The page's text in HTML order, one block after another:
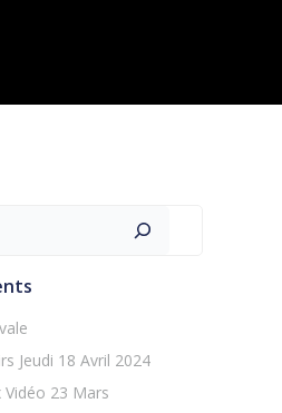
Jeudi 18 Avril 2024
Vidéo 23 Mars